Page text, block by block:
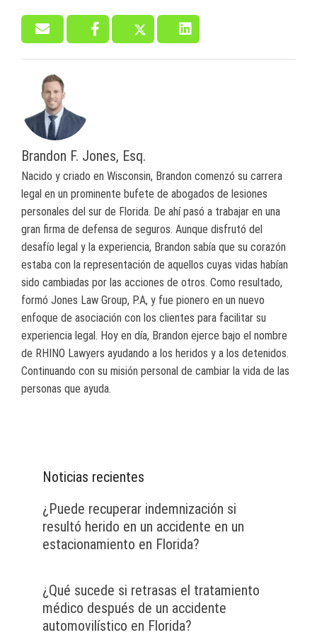
Brandon F. Jones, Esq.
Nacido y criado en Wisconsin, Brandon comenzó su carrera
legal en un prominente bufete de abogados de lesiones
personales del sur de Florida. De ahí pasó a trabajar en una
gran firma de defensa de seguros. Aunque disfrutó del
desafío legal y la experiencia, Brandon sabía que su corazón
estaba con la representación de aquellos cuyas vidas habían
sido cambiadas por las acciones de otros. Como resultado,
formó Jones Law Group, P.A, y fue pionero en un nuevo
enfoque de asociación con los clientes para facilitar su
experiencia legal. Hoy en día, Brandon ejerce bajo el nombre
de RHINO Lawyers ayudando a los heridos y a los detenidos.
Continuando con su misión personal de cambiar la vida de las
personas que ayuda.
Noticias recientes
¿Puede recuperar indemnización si
resultó herido en un accidente en un
estacionamiento en Florida?
¿Qué sucede si retrasas el tratamiento
médico después de un accidente
automovilístico en Florida?